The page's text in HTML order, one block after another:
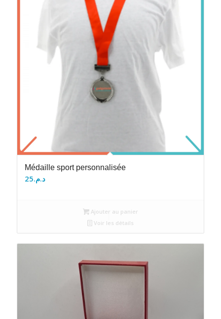
Médaille sport personnalisée
د.م.25
Ajouter au panier
Voir les détails